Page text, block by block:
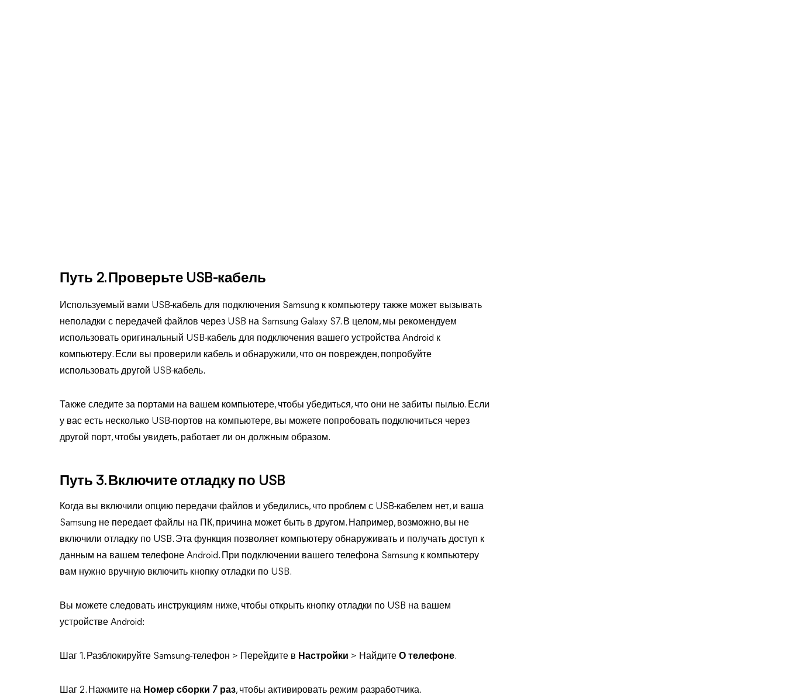
Путь 2. Проверьте USB-кабель
Используемый вами USB-кабель для подключения Samsung к компьютеру также может вызывать
неполадки с передачей файлов через USB на Samsung Galaxy S7. В целом, мы рекомендуем
использовать оригинальный USB-кабель для подключения вашего устройства Android к
компьютеру. Если вы проверили кабель и обнаружили, что он поврежден, попробуйте
использовать другой USB-кабель.
Также следите за портами на вашем компьютере, чтобы убедиться, что они не забиты пылью. Если
у вас есть несколько USB-портов на компьютере, вы можете попробовать подключиться через
другой порт, чтобы увидеть, работает ли он должным образом.
Путь 3. Включите отладку по USB
Когда вы включили опцию передачи файлов и убедились, что проблем с USB-кабелем нет, и ваша
Samsung не передает файлы на ПК, причина может быть в другом. Например, возможно, вы не
включили отладку по USB. Эта функция позволяет компьютеру обнаруживать и получать доступ к
данным на вашем телефоне Android. При подключении вашего телефона Samsung к компьютеру
вам нужно вручную включить кнопку отладки по USB.
Вы можете следовать инструкциям ниже, чтобы открыть кнопку отладки по USB на вашем
устройстве Android:
Шаг 1. Разблокируйте Samsung-телефон > Перейдите в Настройки > Найдите О телефоне.
Шаг 2. Нажмите на Номер сборки 7 раз, чтобы активировать режим разработчика.